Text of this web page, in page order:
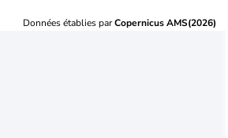
Données établies parCopernicus AMS(2026)